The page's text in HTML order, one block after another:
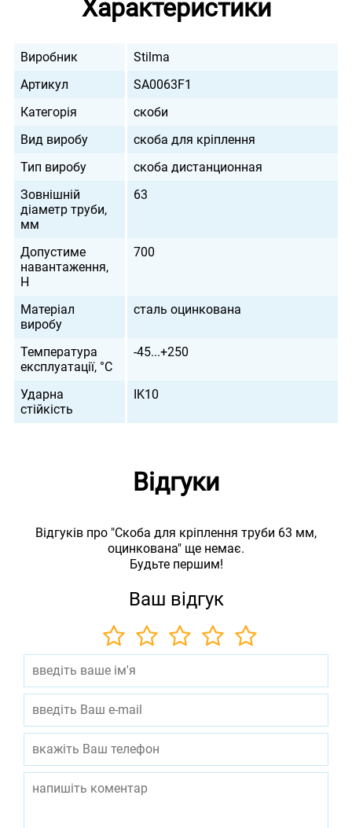
Характеристики
Виробник
Stilma
Артикул
SA0063F1
Категорія
скоби
Вид виробу
скоба для кріплення
Тип виробу
скоба дистанционная
Зовнішній
діаметр труби,
мм
63
Допустиме
навантаження,
H
700
Матеріал
виробу
сталь оцинкована
Температура
експлуатації, °С
-45...+250
Ударна
стійкість
IK10
Відгуки
Відгуків про "Скоба для кріплення труби 63 мм,
оцинкована" ще немає.
Будьте першим!
Ваш відгук